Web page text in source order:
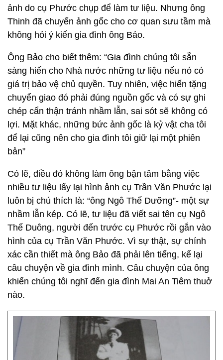
ảnh do cụ Phước chụp để làm tư liệu. Nhưng ông
Thinh đã chuyển ảnh gốc cho cơ quan sưu tầm mà
không hỏi ý kiến gia đình ông Bảo.
Ông Bảo cho biết thêm: “Gia đình chúng tôi sẵn
sàng hiến cho Nhà nước những tư liệu nếu nó có
giá trị bảo vệ chủ quyền. Tuy nhiên, việc hiến tặng
chuyển giao đó phải đúng nguồn gốc và có sự ghi
chép cẩn thận tránh nhầm lẫn, sai sót sẽ không có
lợi. Mặt khác, những bức ảnh gốc là kỷ vật cha tôi
để lại cũng nên cho gia đình tôi giữ lại một phiên
bản”
Có lẽ, điều đó không làm ông bận tâm bằng việc
nhiều tư liệu lấy lại hình ảnh cụ Trần Văn Phước lại
luôn bị chú thích là: “ông Ngô Thế Dưỡng”- một sự
nhầm lẫn kép. Có lẽ, tư liệu đã viết sai tên cụ Ngô
Thế Duông, người đến trước cụ Phước rồi gắn vào
hình của cụ Trần Văn Phước. Vì sự thật, sự chính
xác cần thiết mà ông Bảo đã phải lên tiếng, kể lại
câu chuyện về gia đình mình. Câu chuyện của ông
khiến chúng tôi nghĩ đến gia đình Mai An Tiêm thuở
nào.